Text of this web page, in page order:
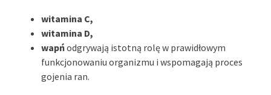
witamina C,
witamina D,
wapńodgrywają istotną rolę w prawidłowym
funkcjonowaniu organizmu i wspomagają proces
gojenia ran.